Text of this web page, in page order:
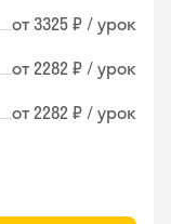
от 3325 ₽ / урок
от 2282 ₽ / урок
от 2282 ₽ / урок